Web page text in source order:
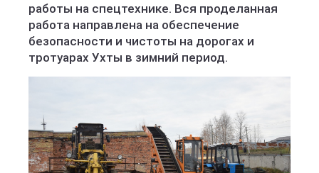
работы на спецтехнике. Вся проделанная
работа направлена на обеспечение
безопасности и чистоты на дорогах и
тротуарах Ухты в зимний период.